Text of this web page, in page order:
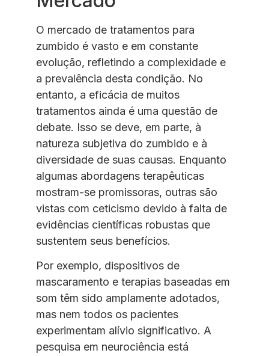
O mercado de tratamentos para
zumbido é vasto e em constante
evolução, refletindo a complexidade e
a prevalência desta condição. No
entanto, a eficácia de muitos
tratamentos ainda é uma questão de
debate. Isso se deve, em parte, à
natureza subjetiva do zumbido e à
diversidade de suas causas. Enquanto
algumas abordagens terapêuticas
mostram-se promissoras, outras são
vistas com ceticismo devido à falta de
evidências científicas robustas que
sustentem seus benefícios.
Por exemplo, dispositivos de
mascaramento e terapias baseadas em
som têm sido amplamente adotados,
mas nem todos os pacientes
experimentam alívio significativo. A
pesquisa em neurociência está